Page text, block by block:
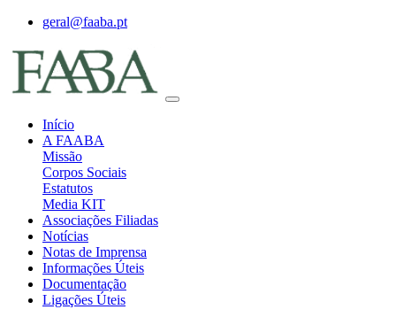
geral@faaba.pt
Início
A FAABA
Missão
Corpos Sociais
Estatutos
Media KIT
Associações Filiadas
Notícias
Notas de Imprensa
Informações Úteis
Documentação
Ligações Úteis